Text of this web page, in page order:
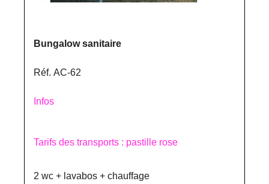
Bungalow sanitaire
Réf. AC-62
Infos
Tarifs des transports : pastille rose
2 wc + lavabos + chauffage